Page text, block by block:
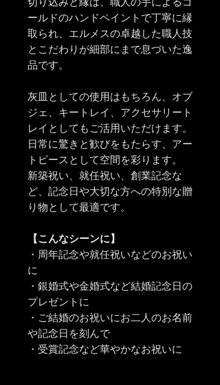
ールドのハンドペイントで丁寧に縁
取られ、エルメスの卓越した職人技
とこだわりが細部にまで息づいた逸
品です。
灰皿としての使用はもちろん、オブ
ジェ、キートレイ、アクセサリート
レイとしてもご活用いただけます。
日常に驚きと歓びをもたらす、アー
トピースとして空間を彩ります。
新築祝い、就任祝い、創業記念な
ど、記念日や大切な方への特別な贈
り物として最適です。
【こんなシーンに】
・周年記念や就任祝いなどのお祝い
に
・銀婚式や金婚式など結婚記念日の
プレゼントに
・ご結婚のお祝いにお二人のお名前
や記念日を刻んで
・受賞記念など華やかなお祝いに